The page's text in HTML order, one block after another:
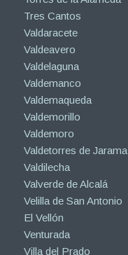
Tres Cantos
Valdaracete
Valdeavero
Valdelaguna
Valdemanco
Valdemaqueda
Valdemorillo
Valdemoro
Valdetorres de Jarama
Valdilecha
Valverde de Alcalá
Velilla de San Antonio
El Vellón
Venturada
Villa del Prado